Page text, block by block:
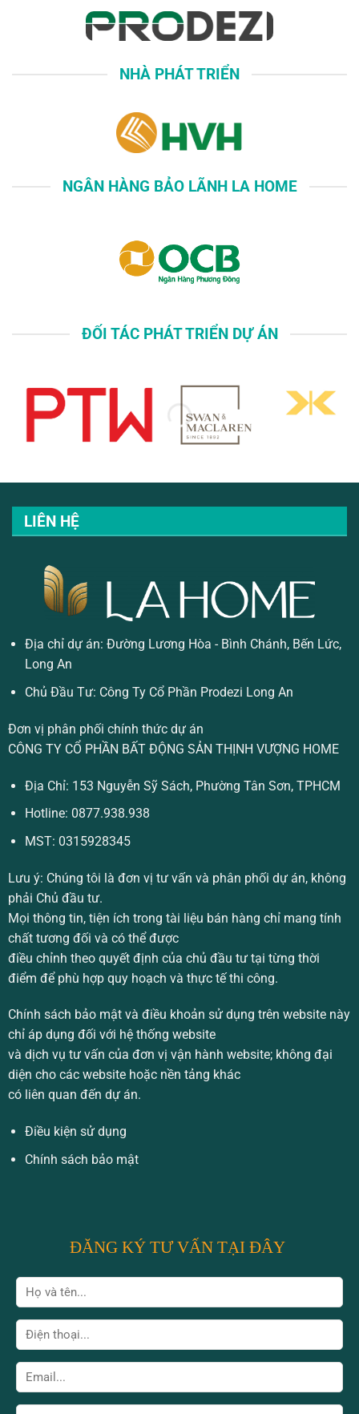
NHÀ PHÁT TRIỂN
NGÂN HÀNG BẢO LÃNH LA HOME
ĐỐI TÁC PHÁT TRIỂN DỰ ÁN
LIÊN HỆ
Địa chỉ dự án: Đường Lương Hòa - Bình Chánh, Bến Lức,
Long An
Chủ Đầu Tư: Công Ty Cổ Phần Prodezi Long An
Đơn vị phân phối chính thức dự án
CÔNG TY CỔ PHẦN BẤT ĐỘNG SẢN THỊNH VƯỢNG HOME
Địa Chỉ: 153 Nguyễn Sỹ Sách, Phường Tân Sơn, TPHCM
Hotline: 0877.938.938
MST: 0315928345
Lưu ý: Chúng tôi là đơn vị tư vấn và phân phối dự án, không
phải Chủ đầu tư.
Mọi thông tin, tiện ích trong tài liệu bán hàng chỉ mang tính
chất tương đối và có thể được
điều chỉnh theo quyết định của chủ đầu tư tại từng thời
điểm để phù hợp quy hoạch và thực tế thi công.
Chính sách bảo mật và điều khoản sử dụng trên website này
chỉ áp dụng đối với hệ thống website
và dịch vụ tư vấn của đơn vị vận hành website; không đại
diện cho các website hoặc nền tảng khác
có liên quan đến dự án.
Điều kiện sử dụng
Chính sách bảo mật
ĐĂNG KÝ TƯ VẤN TẠI ĐÂY